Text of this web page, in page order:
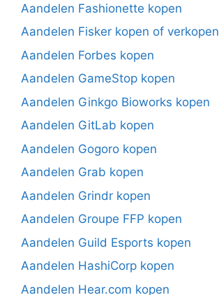
Aandelen Fashionette kopen
Aandelen Fisker kopen of verkopen
Aandelen Forbes kopen
Aandelen GameStop kopen
Aandelen Ginkgo Bioworks kopen
Aandelen GitLab kopen
Aandelen Gogoro kopen
Aandelen Grab kopen
Aandelen Grindr kopen
Aandelen Groupe FFP kopen
Aandelen Guild Esports kopen
Aandelen HashiCorp kopen
Aandelen Hear.com kopen